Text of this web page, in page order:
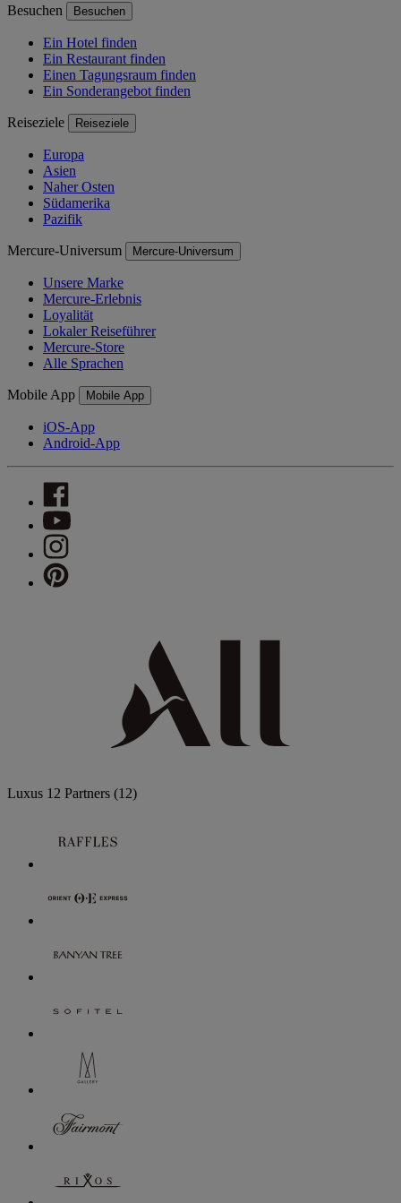
Besuchen Besuchen
Ein Hotel finden
Ein Restaurant finden
Einen Tagungsraum finden
Ein Sonderangebot finden
Reiseziele Reiseziele
Europa
Asien
Naher Osten
Südamerika
Pazifik
Mercure-Universum Mercure-Universum
Unsere Marke
Mercure-Erlebnis
Loyalität
Lokaler Reiseführer
Mercure-Store
Alle Sprachen
Mobile App Mobile App
iOS-App
Android-App
Luxus 12 Partners (12)